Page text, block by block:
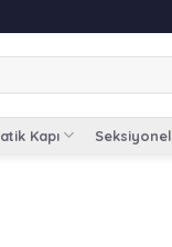
Kapı Seksiyonel